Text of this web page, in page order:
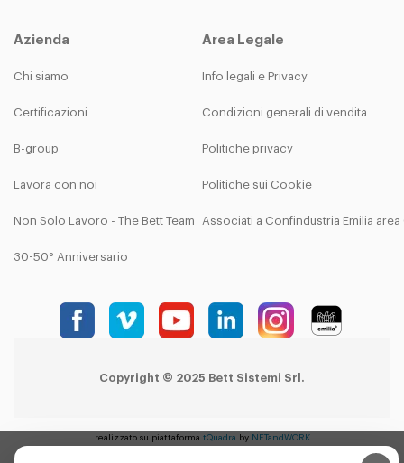
Azienda
Chi siamo
Certificazioni
B-group
Lavora con noi
Non Solo Lavoro - The Bett Team
30-50° Anniversario
Area Legale
Info legali e Privacy
Condizioni generali di vendita
Politiche privacy
Politiche sui Cookie
Associati a Confindustria Emilia
Copyright © 2025 Bett Sistemi Srl.
realizzato su piattaforma tQuadra by NETandWORK